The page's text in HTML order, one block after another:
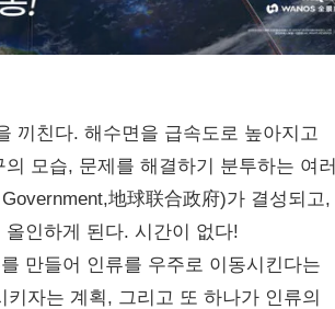
끼친다. 해수면을 급속도로 높아지고
모습, 문제를 해결하기 분투하는 여러
地球联合政府)가 결성되고,
인하게 된다. 시간이 없다!
만들어 인류를 우주로 이동시킨다는
자는 계획, 그리고 또 하나가 인류의